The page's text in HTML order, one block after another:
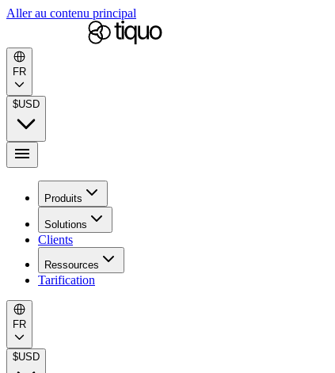
Aller au contenu principal
FR
$USD
Produits
Solutions
Clients
Ressources
Tarification
FR
$USD